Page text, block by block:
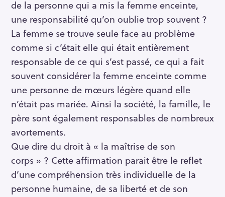
de la personne qui a mis la femme enceinte,
une responsabilité qu’on oublie trop souvent ?
La femme se trouve seule face au problème
comme si c’était elle qui était entièrement
responsable de ce qui s’est passé, ce qui a fait
souvent considérer la femme enceinte comme
une personne de mœurs légère quand elle
n’était pas mariée. Ainsi la société, la famille, le
père sont également responsables de nombreux
avortements.
Que dire du droit à « la maîtrise de son
corps » ? Cette affirmation parait être le reflet
d’une compréhension très individuelle de la
personne humaine, de sa liberté et de son